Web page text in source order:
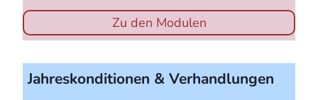
Zu den Modulen
Jahreskonditionen & Verhandlungen